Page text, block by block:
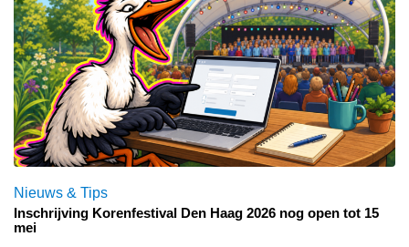
Nieuws & Tips
Inschrijving Korenfestival Den Haag 2026 nog open tot 15
mei